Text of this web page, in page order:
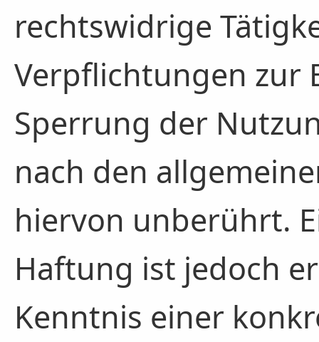
rechtswidrige
Verpflichtungen zur
Sperrung der
nach den
hiervon unberührt.
Haftung ist jedoch
Kenntnis einer